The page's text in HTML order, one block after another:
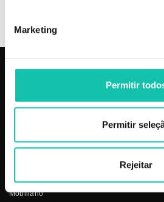
Marketing
Permitir
Permitir
Rejeitar
Aparelhos
Depilação
Mobiliário
Social